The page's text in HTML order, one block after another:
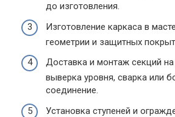
до изготовления.
Изготовление каркаса в
геометрии и защитных
Доставка и монтаж секций
выверка уровня, сварка или
соединение.
Установка ступеней и